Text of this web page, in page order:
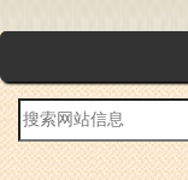
站
内
搜